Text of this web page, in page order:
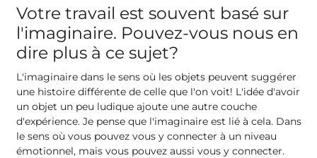
Votre travail est souvent basé sur
l'imaginaire. Pouvez-vous nous en
dire plus à ce sujet?
L'imaginaire dans le sens où les objets peuvent suggérer
une histoire différente de celle que l'on voit! L'idée d'avoir
un objet un peu ludique ajoute une autre couche
d'expérience. Je pense que l'imaginaire est lié à cela. Dans
le sens où vous pouvez vous y connecter à un niveau
émotionnel, mais vous pouvez aussi vous y connecter.